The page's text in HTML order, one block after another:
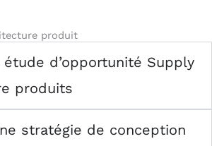
produit
étude d’opportunité Supply
produits
stratégie de conception